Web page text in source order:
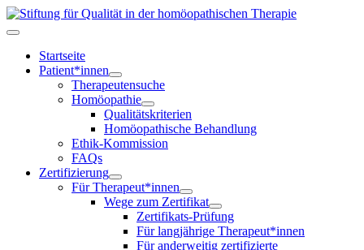
Startseite
Patient*innen
Therapeutensuche
Homöopathie
Qualitätskriterien
Homöopathische Behandlung
Ethik-Kommission
FAQs
Zertifizierung
Für Therapeut*innen
Wege zum Zertifikat
Zertifikats-Prüfung
Für langjährige Therapeut*innen
Für anderweitig zertifizierte